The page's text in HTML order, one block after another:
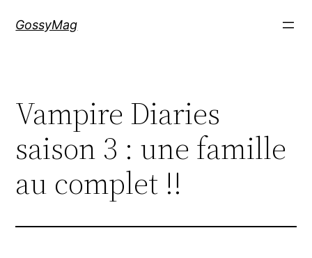
GossyMag
Vampire Diaries
saison 3 : une famille
au complet !!